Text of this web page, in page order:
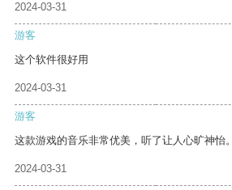
2024-03-31
游客
这个软件很好用
2024-03-31
游客
这款游戏的音乐非常优美，听了让人心旷神怡。
2024-03-31